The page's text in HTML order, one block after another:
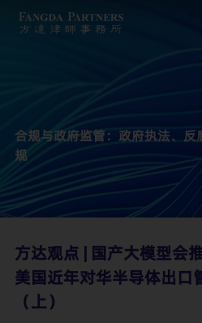
合规与政府监管：政府执法、
规
方达观点 | 国产大模型会
美国近年对华半导体出口
（上）